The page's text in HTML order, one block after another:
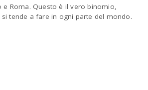
e Roma. Questo è il vero binomio,
tende a fare in ogni parte del mondo.